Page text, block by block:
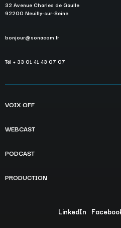
32 Avenue Charles de Gaulle
92200 Neuilly-sur-Seine
bonjour@sonacom.fr
Tél + 33 01 41 43 07 07
VOIX OFF
WEBCAST
PODCAST
PRODUCTION
LinkedIn